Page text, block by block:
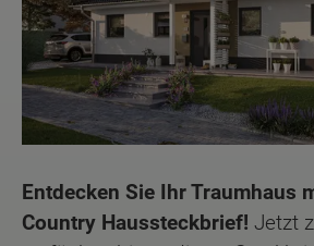
Entdecken Sie Ihr Traumhaus
Country Haussteckbrief! Jetzt